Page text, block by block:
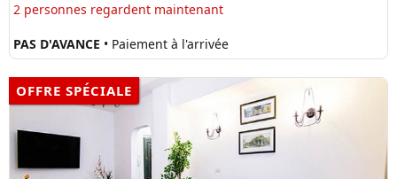
2 personnes regardent maintenant
PAS D'AVANCE • Paiement à l'arrivée
OFFRE SPÉCIALE